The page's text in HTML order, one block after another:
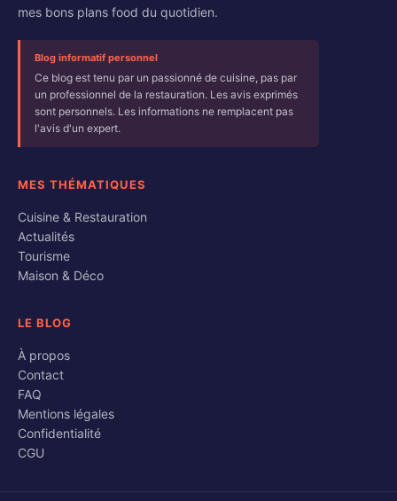
mes bons plans food du quotidien.
Blog informatif personnel
Ce blog est tenu par un passionné de cuisine, pas par
un professionnel de la restauration. Les avis exprimés
sont personnels. Les informations ne remplacent pas
l'avis d'un expert.
MES THÉMATIQUES
Cuisine & Restauration
Actualités
Tourisme
Maison & Déco
LE BLOG
À propos
Contact
FAQ
Mentions légales
Confidentialité
CGU